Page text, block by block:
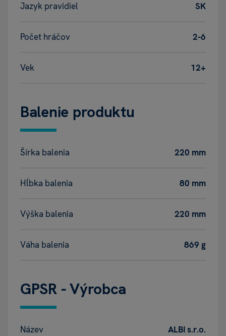
Jazyk pravidiel SK
Počet hráčov 2-6
Vek 12+
Balenie produktu
Šírka balenia 220 mm
Hĺbka balenia 80 mm
Výška balenia 220 mm
Váha balenia 869 g
GPSR - Výrobca
Název ALBI s.r.o.